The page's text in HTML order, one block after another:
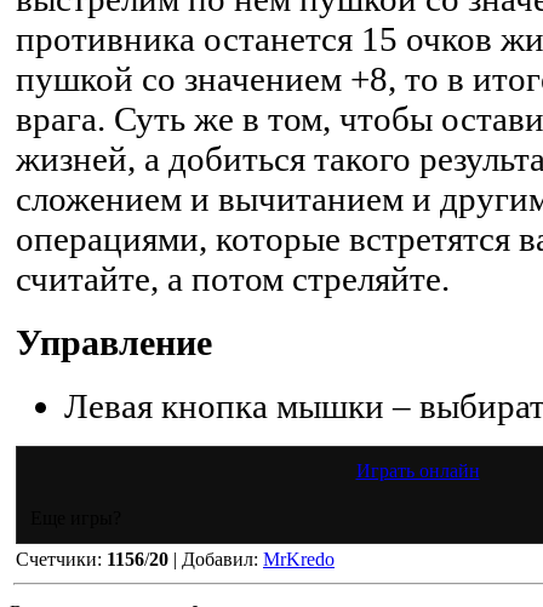
противника останется 15 очков
пушкой со значением +8, то в
врага. Суть же в том, чтобы
жизней, а добиться такого
сложением и вычитанием и
операциями, которые встретятся
считайте, а потом стреляйте.
Управление
Левая кнопка мышки –
Играть онлайн
Счетчики: 1156/20 | Добавил: MrKredo